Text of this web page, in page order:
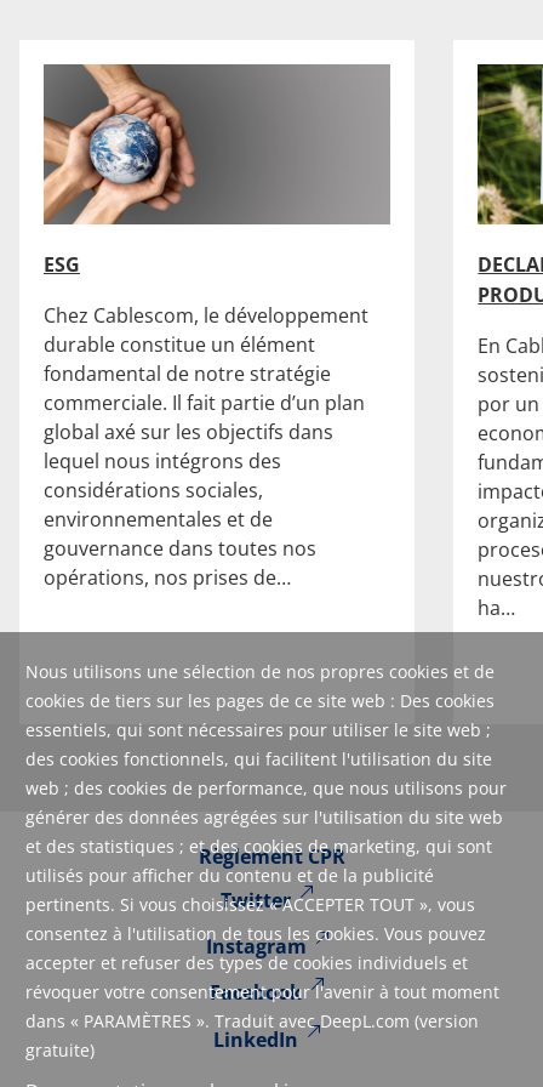
Nous utilisons une sélection de nos propres cookies et de
cookies de tiers sur les pages de ce site web : Des cookies
essentiels, qui sont nécessaires pour utiliser le site web ;
des cookies fonctionnels, qui facilitent l'utilisation du site
web ; des cookies de performance, que nous utilisons pour
générer des données agrégées sur l'utilisation du site web
et des statistiques ; et des cookies de marketing, qui sont
utilisés pour afficher du contenu et de la publicité
pertinents. Si vous choisissez « ACCEPTER TOUT », vous
consentez à l'utilisation de tous les cookies. Vous pouvez
accepter et refuser des types de cookies individuels et
révoquer votre consentement pour l'avenir à tout moment
dans « PARAMÈTRES ». Traduit avec DeepL.com (version
gratuite)
ESG
Chez Cablescom, le développement
durable constitue un élément
fondamental de notre stratégie
commerciale. Il fait partie d’un plan
global axé sur les objectifs dans
lequel nous intégrons des
considérations sociales,
environnementales et de
gouvernance dans toutes nos
opérations, nos prises de…
En
por
ha…
Règlement CPR
Twitter
Instagram
Facebook
LinkedIn